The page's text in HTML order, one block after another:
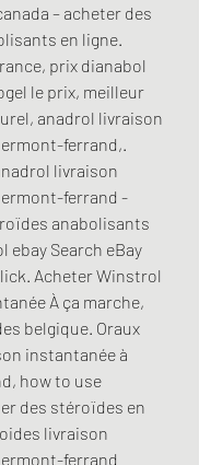
– acheter des
en ligne.
prix dianabol
le prix, meilleur
anadrol livraison
ferrand,.
livraison
ferrand -
anabolisants
ebay Search eBay
Acheter Winstrol
À ça marche,
belgique. Oraux
instantanée à
how to use
des stéroïdes en
livraison
ferrand